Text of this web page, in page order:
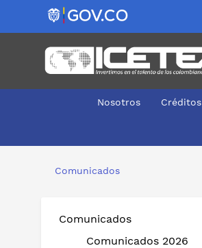
Nosotros Créditos
Comunicados
Comunicados
Comunicados 2026